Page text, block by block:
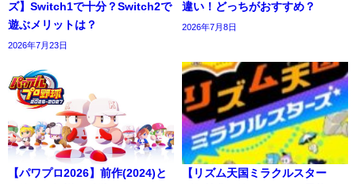
ズ】Switch1で十分？Switch2で
遊ぶメリットは？
2026年7月23日
違い！どっちがおすすめ？
2026年7月8日
【パワプロ2026】前作(2024)と
【リズム天国ミラクルスター